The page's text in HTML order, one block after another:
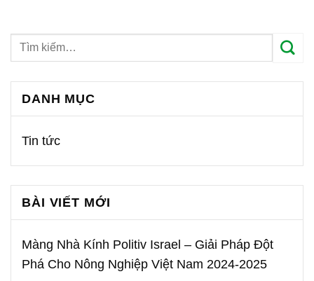
DANH MỤC
Tin tức
BÀI VIẾT MỚI
Màng Nhà Kính Politiv Israel – Giải Pháp Đột
Phá Cho Nông Nghiệp Việt Nam 2024-2025